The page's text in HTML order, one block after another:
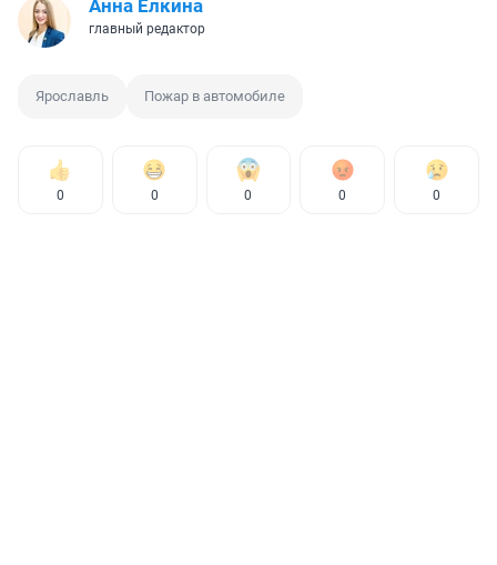
Анна Ёлкина
главный редактор
Ярославль Пожар в автомобиле
0 0 0 0 0